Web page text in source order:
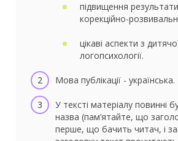
підвищення
корекційно-
цікаві аспекти з
логопсихології.
Мова публікації - українська.
У тексті матеріалу повинні
назва (пам’ятайте, що
перше, що бачить читач, і